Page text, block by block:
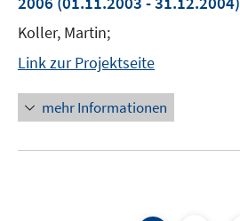
Koller, Martin;
Link zur Projektseite
mehr Informationen